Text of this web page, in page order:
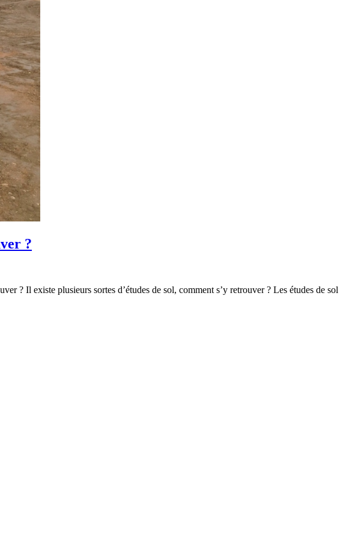
?
? Il existe plusieurs sortes d’études de sol, comment s’y retrouver ? Les études de sol